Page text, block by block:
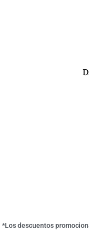
*Los descuentos